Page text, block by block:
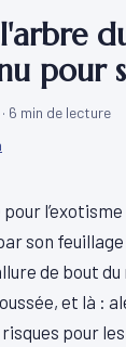
pour
· 6 min de lecture
l’exotisme
son
de bout du
et là :
pour